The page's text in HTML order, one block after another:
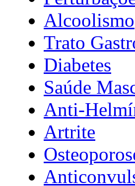
Alcoolismo
Trato
Diabetes
Saúde
Anti-
Artrite